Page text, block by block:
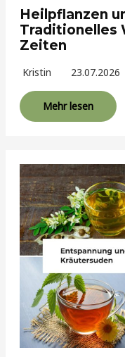
Heilpflanzen
Traditionelles
Zeiten
Kristin 23.07.2026
Mehr lesen